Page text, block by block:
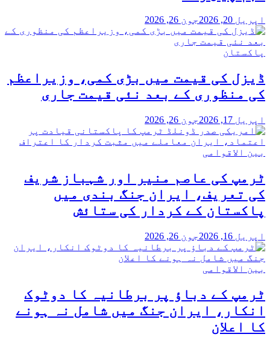
اپریل 20, 2026 جون 26, 2026
پاکستان
ڈیزل کی قیمت میں بڑی کمی، وزیراعظم
کی منظوری کے بعد نئی قیمت جاری
اپریل 17, 2026 جون 26, 2026
بین الاقوامی
ٹرمپ کی عاصم منیر اور شہباز شریف
کی تعریف، ایران جنگ بندی میں
پاکستان کے کردار کی ستائش
اپریل 16, 2026 جون 26, 2026
بین الاقوامی
ٹرمپ کے دباؤ پر برطانیہ کا دوٹوک
انکار، ایران جنگ میں شامل نہ ہونے
کا اعلان